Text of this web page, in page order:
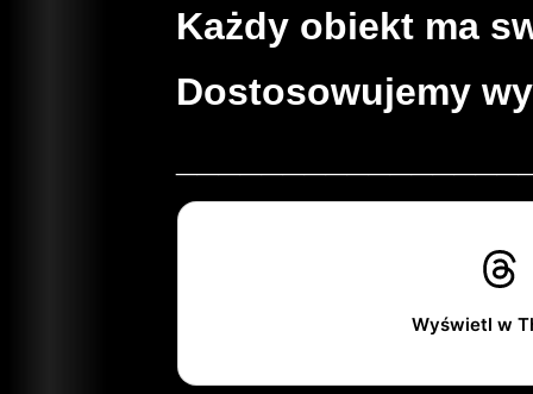
Każdy obiekt ma
Dostosowujemy
Wyświetl w